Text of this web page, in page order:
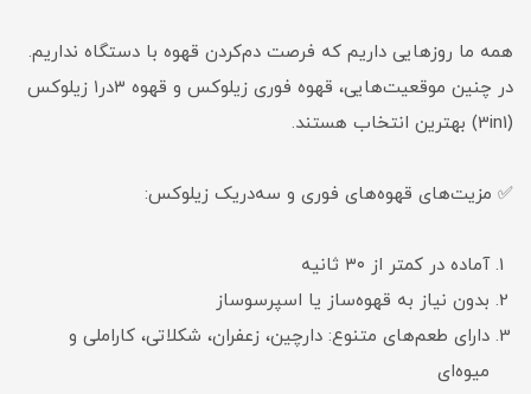
همه ما روزهایی داریم که فرصت دم‌کردن قهوه با دستگاه نداریم.
در چنین موقعیت‌هایی، قهوه فوری زیلوکس و قهوه ۳در۱ زیلوکس
(3in1) بهترین انتخاب هستند.
✅ مزیت‌های قهوه‌های فوری و سه‌در‌یک زیلوکس:
آماده در کمتر از ۳۰ ثانیه
بدون نیاز به قهوه‌ساز یا اسپرسوساز
دارای طعم‌های متنوع: دارچین، زعفران، شکلاتی، کاراملی و
میوه‌ای